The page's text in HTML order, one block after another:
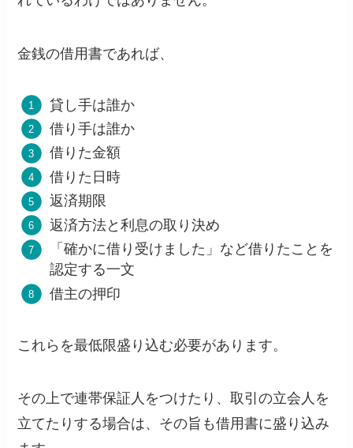
金銭の借用書であれば、
貸し手は誰か
借り手は誰か
借りた金額
借りた日時
返済期限
返済方法と利息の取り決め
「確かに借り受けました」など借りたことを
認定する一文
借主の押印
これらを最低限盛り込む必要があります。
その上で連帯保証人をつけたり、取引の立会人を
立てたりする場合は、その旨も借用書に盛り込み